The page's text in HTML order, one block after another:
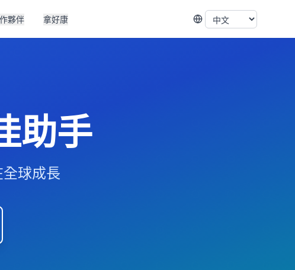
夥伴 拿好康
助手
球成長